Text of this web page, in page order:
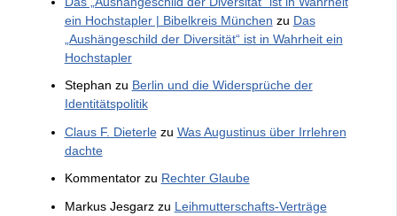
ein Hochstapler | Bibelkreis München zu Das
„Aushängeschild der Diversität“ ist in Wahrheit ein
Hochstapler
Stephan zu Berlin und die Widersprüche der
Identitätspolitik
Claus F. Dieterlezu Was Augustinus über Irrlehren
dachte
Kommentatorzu Rechter Glaube
Markus Jesgarzzu Leihmutterschafts-Verträge